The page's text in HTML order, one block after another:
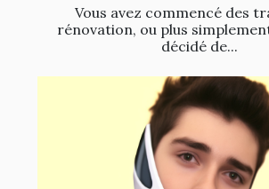
Vous avez commencé des
rénovation, ou plus
décidé de...